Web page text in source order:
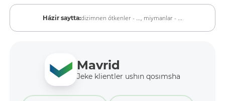
Házir saytta:dizimnen ótkenler - ..., miymanlar - ...
Mavrid
Jeke klientler ushın qosımsha